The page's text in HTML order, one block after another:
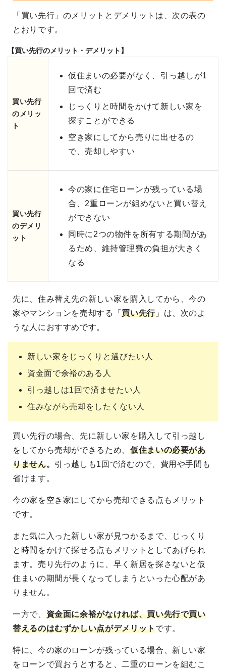
「買い先行」のメリットとデメリットは、次の表の
とおりです。
【買い先行のメリット・デメリット】
買い先行
のメリッ
ト
仮住まいの必要がなく、引っ越しが1
回で済む
じっくりと時間をかけて新しい家を
探すことができる
空き家にしてから売りに出せるの
で、売却しやすい
買い先行
のデメリ
ット
今の家に住宅ローンが残っている場
合、2重ローンが組めないと買い替え
ができない
同時に2つの物件を所有する期間があ
るため、維持管理費の負担が大きく
なる
先に、住み替え先の新しい家を購入してから、今の
家やマンションを売却する「買い先行」は、次のよ
うな人におすすめです。
新しい家をじっくりと選びたい人
資金面で余裕のある人
引っ越しは1回で済ませたい人
住みながら売却をしたくない人
買い先行の場合、先に新しい家を購入して引っ越し
をしてから売却ができるため、 仮住まいの必要があ
りません。 引っ越しも1回で済むので、費用や手間も
省けます。
今の家を空き家にしてから売却できる点もメリット
です。
また気に入った新しい家が見つかるまで、じっくり
と時間をかけて探せる点もメリットとしてあげられ
ます。売り先行のように、早く新居を探さないと仮
住まいの期間が長くなってしまうといった心配があ
りません。
一方で、 資金面に余裕がなければ、買い先行で買い
替えるのはむずかしい点がデメリットです。
特に、今の家のローンが残っている場合、新しい家
をローンで買おうとすると、二重のローンを組むこ